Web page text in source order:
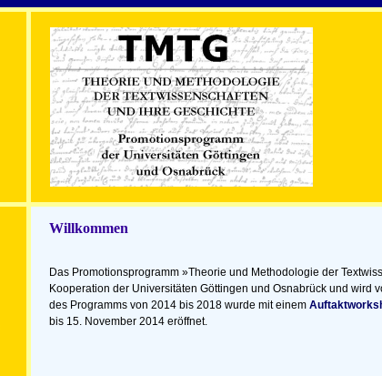
Willkommen
Das Promotionsprogramm »Theorie und Methodologie der
Kooperation der Universitäten Göttingen und Osnabrück und wird
des Programms von 2014 bis 2018 wurde mit einem
bis 15. November 2014 eröffnet.